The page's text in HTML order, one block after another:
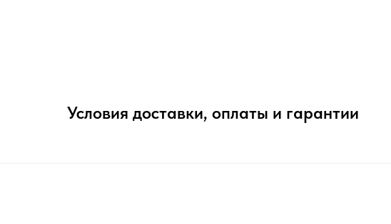
Условия доставки, оплаты и гарантии